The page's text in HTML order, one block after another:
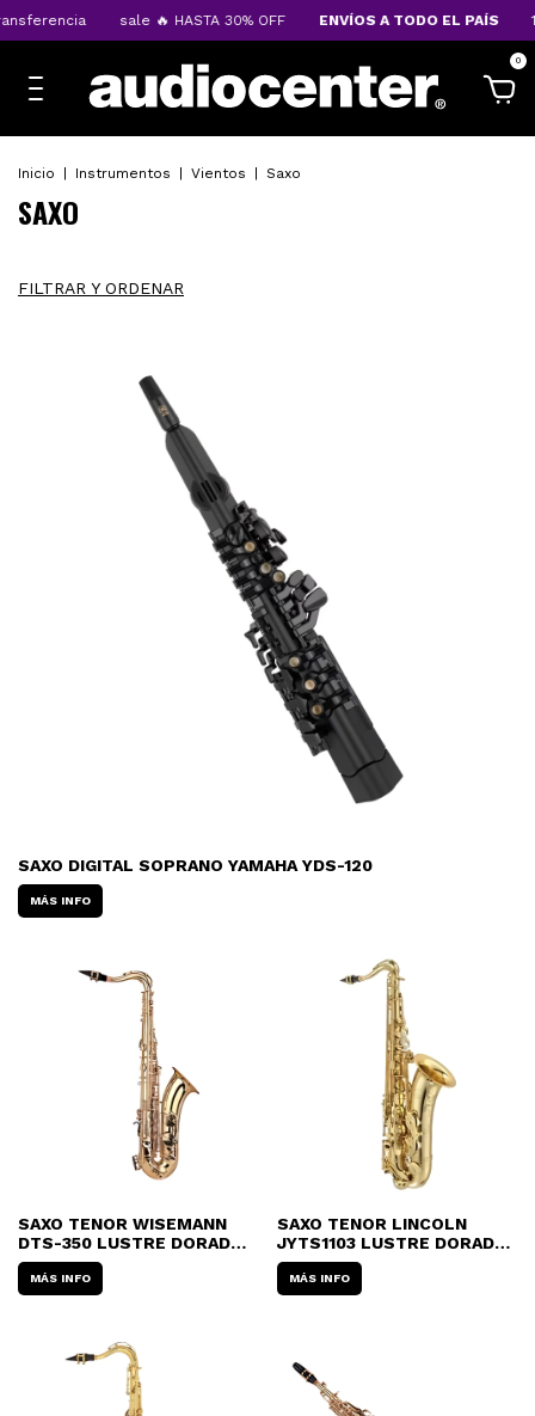
sale 🔥 HASTA 30% OFF ENVÍOS A TODO EL PAÍS
0
Inicio Instrumentos Vientos Saxo
SAXO
FILTRAR Y ORDENAR
SAXO DIGITAL SOPRANO YAMAHA YDS-120
MÁS INFO
SAXO TENOR WISEMANN
DTS-350 LUSTRE DORADO
CON ESTUCHE
MÁS INFO
SAXO TENOR LINCOLN
JYTS1103 LUSTRE DORADO
CON ESTUCHE
MÁS INFO